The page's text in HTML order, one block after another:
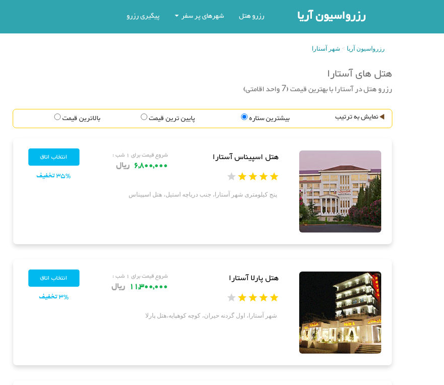
رزرواسیون آریا رزرو هتل شهرهای پر سفر پیگیری رزرو
رزرواسیون آریا شهر آستارا
هتل های آستارا
رزرو هتل در آستارا با بهترین قیمت (7 واحد اقامتی)
نمایش به ترتیب بیشترین ستاره پایین ترین قیمت بالاترین قیمت
هتل اسپیناس آستارا شروع قیمت برای ۱ شب :
6,800,000 ریال
35% تخفیف
پنج کیلومتری شهر آستارا، جنب دریاچه استیل، هتل اسپیناس
هتل پارلا آستارا شروع قیمت برای ۱ شب :
11,300,000 ریال
3% تخفیف
شهر آستارا، اول گردنه حیران، کوچه کوهپایه،هتل پارلا